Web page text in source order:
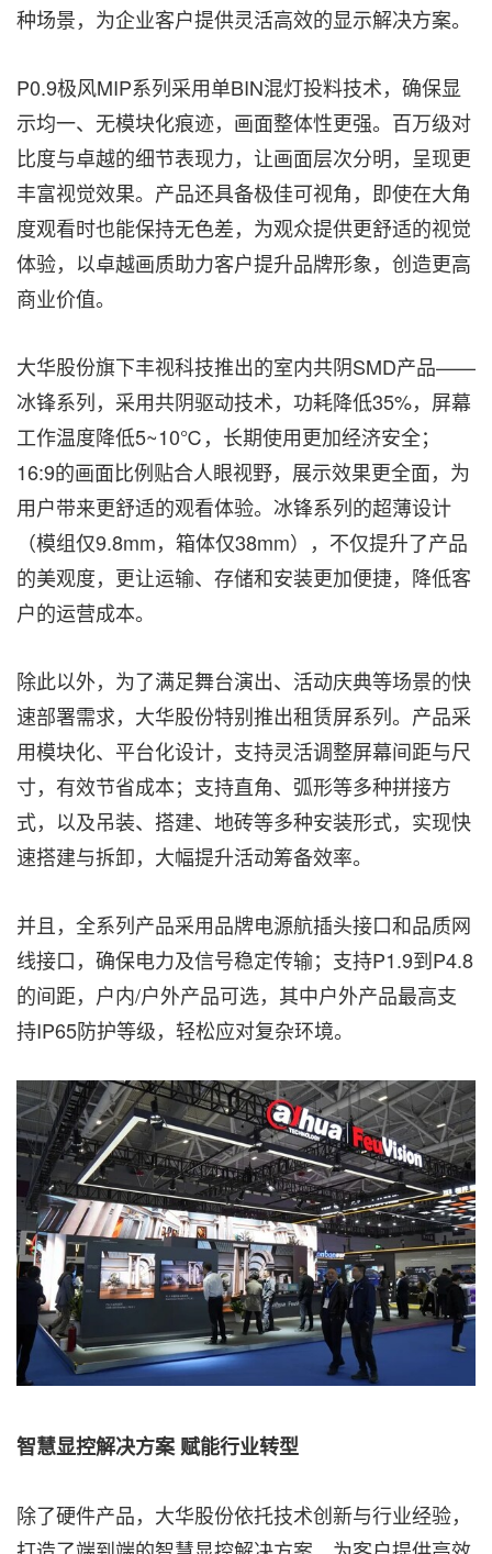
种场景，为企业客户提供灵活高效的显示解决方案。
P0.9极风MIP系列采用单BIN混灯投料技术，确保显
示均一、无模块化痕迹，画面整体性更强。百万级对
比度与卓越的细节表现力，让画面层次分明，呈现更
丰富视觉效果。产品还具备极佳可视角，即使在大角
度观看时也能保持无色差，为观众提供更舒适的视觉
体验，以卓越画质助力客户提升品牌形象，创造更高
商业价值。
大华股份旗下丰视科技推出的室内共阴SMD产品——
冰锋系列，采用共阴驱动技术，功耗降低35%，屏幕
工作温度降低5~10℃，长期使用更加经济安全；
16:9的画面比例贴合人眼视野，展示效果更全面，为
用户带来更舒适的观看体验。冰锋系列的超薄设计
（模组仅9.8mm，箱体仅38mm），不仅提升了产品
的美观度，更让运输、存储和安装更加便捷，降低客
户的运营成本。
除此以外，为了满足舞台演出、活动庆典等场景的快
速部署需求，大华股份特别推出租赁屏系列。产品采
用模块化、平台化设计，支持灵活调整屏幕间距与尺
寸，有效节省成本；支持直角、弧形等多种拼接方
式，以及吊装、搭建、地砖等多种安装形式，实现快
速搭建与拆卸，大幅提升活动筹备效率。
并且，全系列产品采用品牌电源航插头接口和品质网
线接口，确保电力及信号稳定传输；支持P1.9到P4.8
的间距，户内/户外产品可选，其中户外产品最高支
持IP65防护等级，轻松应对复杂环境。
智慧显控解决方案 赋能行业转型
除了硬件产品，大华股份依托技术创新与行业经验，